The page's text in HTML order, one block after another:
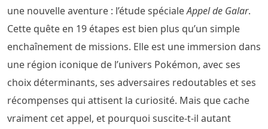
une nouvelle aventure : l’étude spécialeAppel de Galar.
Cette quête en 19 étapes est bien plus qu’un simple
enchaînement de missions. Elle est une immersion dans
une région iconique de l’univers Pokémon, avec ses
choix déterminants, ses adversaires redoutables et ses
récompenses qui attisent la curiosité. Mais que cache
vraiment cet appel, et pourquoi suscite-t-il autant